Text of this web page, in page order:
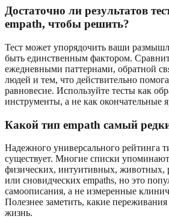
Достаточно ли результатов
empath, чтобы решить?
Тест может упорядочить ваши
быть единственным фактором.
ежедневными паттернами, обратной
людей и тем, что действительно
равновесие. Используйте тесты как
инструменты, а не как окончательные
Какой тип empath самый
Надежного универсального рейтинга
существует. Многие списки
физических, интуитивных, животных,
или сновидческих empaths, но это
самоописания, а не измеренные
Полезнее заметить, какие
жизнь.